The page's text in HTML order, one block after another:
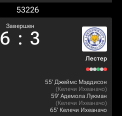
53226
Завершен
6 : 3
Лестер
55‎’‎ Джеймс Мэддисон
(Келечи Ихеаначо)
59‎’‎ Адемола Лукман
(Келечи Ихеаначо)
65‎’‎ Келечи Ихеаначо